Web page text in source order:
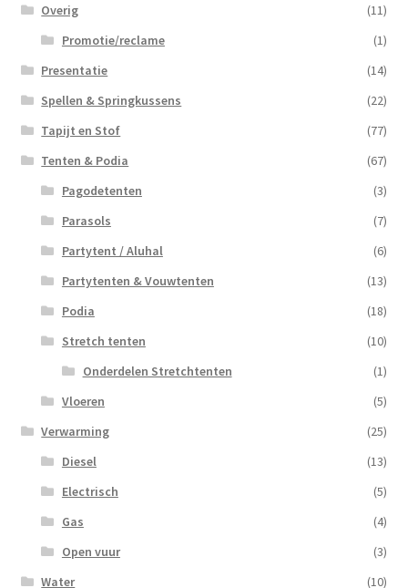
Overig
(11)
Promotie/reclame
(1)
Presentatie
(14)
Spellen & Springkussens
(22)
Tapijt en Stof
(77)
Tenten & Podia
(67)
Pagodetenten
(3)
Parasols
(7)
Partytent / Aluhal
(6)
Partytenten & Vouwtenten
(13)
Podia
(18)
Stretch tenten
(10)
Onderdelen Stretchtenten
(1)
Vloeren
(5)
Verwarming
(25)
Diesel
(13)
Electrisch
(5)
Gas
(4)
Open vuur
(3)
Water
(10)